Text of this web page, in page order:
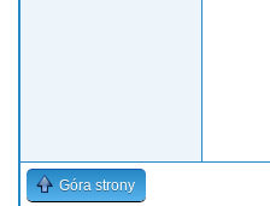
Góra strony